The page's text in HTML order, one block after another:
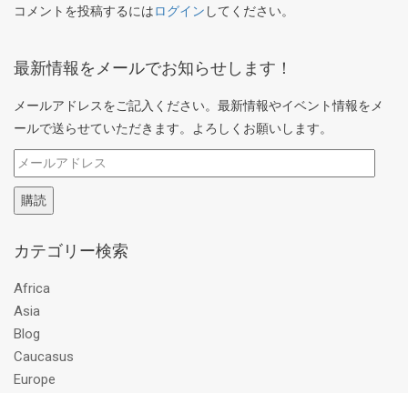
コメントを投稿するにはログイン してください。
最新情報をメールでお知らせします！
メールアドレスをご記入ください。最新情報やイベント情報をメ
ールで送らせていただきます。よろしくお願いします。
メ
ー
ル
ド
ス
購読
カテゴリー検索
Africa
Asia
Blog
Caucasus
Europe